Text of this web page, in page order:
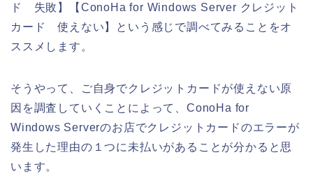
ド 失敗】【ConoHa for Windows Server クレジット
カード 使えない】という感じで調べてみることをオ
ススメします。
そうやって、ご自身でクレジットカードが使えない原
因を調査していくことによって、ConoHa for
Windows Serverのお店でクレジットカードのエラーが
発生した理由の１つに未払いがあることが分かると思
います。